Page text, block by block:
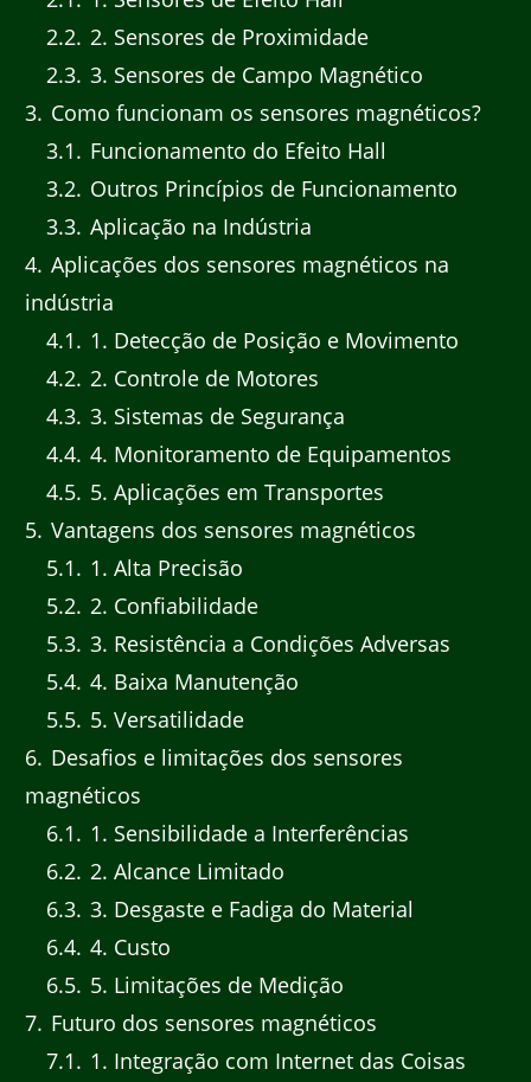
2.2 2. Sensores de Proximidade
2.3 3. Sensores de Campo Magnético
3 Como funcionam os sensores magnéticos?
3.1
Funcionamento do Efeito Hall
3.2 Outros Princípios de Funcionamento
3.3 Aplicação na Indústria
4 Aplicações dos sensores magnéticos na
indústria
4.1
1. Detecção de Posição e Movimento
4.2 2. Controle de Motores
4.3 3. Sistemas de Segurança
4.4 4. Monitoramento de Equipamentos
4.5 5. Aplicações em Transportes
5 Vantagens dos sensores magnéticos
5.1
1. Alta Precisão
5.2 2. Confiabilidade
5.3 3. Resistência a Condições Adversas
5.4 4. Baixa Manutenção
5.5 5. Versatilidade
6 Desafios e limitações dos sensores
magnéticos
6.1
1. Sensibilidade a Interferências
6.2 2. Alcance Limitado
6.3 3. Desgaste e Fadiga do Material
6.4 4. Custo
6.5 5. Limitações de Medição
7 Futuro dos sensores magnéticos
7.1
1. Integração com Internet das Coisas